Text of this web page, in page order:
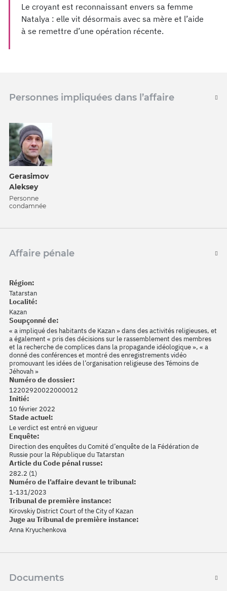
Le croyant est reconnaissant envers sa femme
Natalya : elle vit désormais avec sa mère et l’aide
à se remettre d’une opération récente.
Personnes impliquées dans l’affaire
Gerasimov
Aleksey
Personne
condamnée
Affaire pénale
Région:
Tatarstan
Localité:
Kazan
Soupçonné de:
« a impliqué des habitants de Kazan » dans des activités religieuses, et
a également « pris des décisions sur le rassemblement des membres
et la recherche de complices dans la propagande idéologique », « a
donné des conférences et montré des enregistrements vidéo
promouvant les idées de l’organisation religieuse des Témoins de
Jéhovah »
Numéro de dossier:
12202920022000012
Initié:
10 février 2022
Stade actuel:
Le verdict est entré en vigueur
Enquête:
Direction des enquêtes du Comité d’enquête de la Fédération de
Russie pour la République du Tatarstan
Article du Code pénal russe:
282.2 (1)
Numéro de l’affaire devant le tribunal:
1-131/2023
Tribunal de première instance:
Kirovskiy District Court of the City of Kazan
Juge au Tribunal de première instance:
Anna Kryuchenkova
Documents